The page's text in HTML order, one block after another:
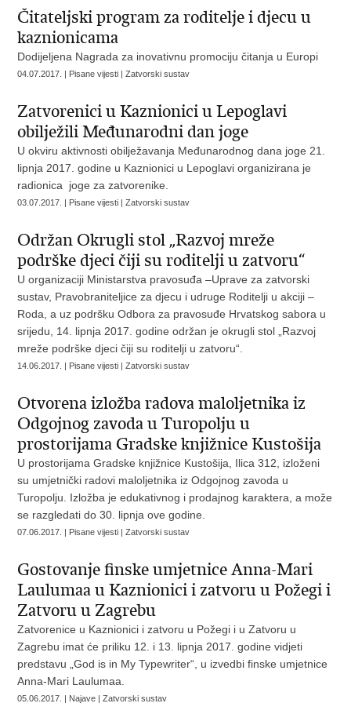
Čitateljski program za roditelje i djecu u
kaznionicama
Dodijeljena Nagrada za inovativnu promociju čitanja u Europi
04.07.2017. | Pisane vijesti | Zatvorski sustav
Zatvorenici u Kaznionici u Lepoglavi
obilježili Međunarodni dan joge
U okviru aktivnosti obilježavanja Međunarodnog dana joge 21.
lipnja 2017. godine u Kaznionici u Lepoglavi organizirana je
radionica joge za zatvorenike.
03.07.2017. | Pisane vijesti | Zatvorski sustav
Održan Okrugli stol „Razvoj mreže
podrške djeci čiji su roditelji u zatvoru“
U organizaciji Ministarstva pravosuđa –Uprave za zatvorski
sustav, Pravobraniteljice za djecu i udruge Roditelji u akciji –
Roda, a uz podršku Odbora za pravosuđe Hrvatskog sabora u
srijedu, 14. lipnja 2017. godine održan je okrugli stol „Razvoj
mreže podrške djeci čiji su roditelji u zatvoru“.
14.06.2017. | Pisane vijesti | Zatvorski sustav
Otvorena izložba radova maloljetnika iz
Odgojnog zavoda u Turopolju u
prostorijama Gradske knjižnice Kustošija
U prostorijama Gradske knjižnice Kustošija, Ilica 312, izloženi
su umjetnički radovi maloljetnika iz Odgojnog zavoda u
Turopolju. Izložba je edukativnog i prodajnog karaktera, a može
se razgledati do 30. lipnja ove godine.
07.06.2017. | Pisane vijesti | Zatvorski sustav
Gostovanje finske umjetnice Anna-Mari
Laulumaa u Kaznionici i zatvoru u Požegi i
Zatvoru u Zagrebu
Zatvorenice u Kaznionici i zatvoru u Požegi i u Zatvoru u
Zagrebu imat će priliku 12. i 13. lipnja 2017. godine vidjeti
predstavu „God is in My Typewriter“, u izvedbi finske umjetnice
Anna-Mari Laulumaa.
05.06.2017. | Najave | Zatvorski sustav